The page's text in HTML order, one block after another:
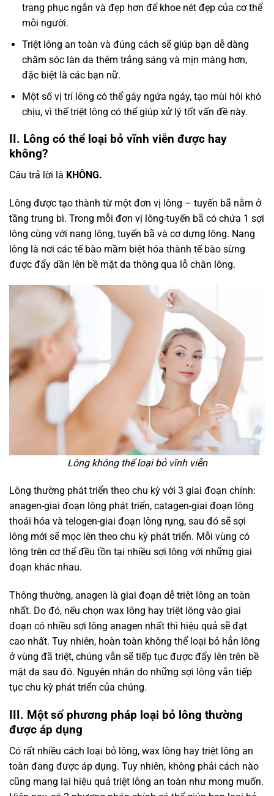
trang phục ngắn và đẹp hơn để khoe nét đẹp của cơ thể
mỗi người.
Triệt lông an toàn và đúng cách sẽ giúp bạn dễ dàng
chăm sóc làn da thêm trắng sáng và mịn màng hơn,
đặc biệt là các bạn nữ.
Một số vị trí lông có thể gây ngứa ngáy, tạo mùi hôi khó
chịu, vì thế triệt lông có thể giúp xử lý tốt vấn đề này.
II. Lông có thể loại bỏ vĩnh viễn được hay
không?
Câu trả lời là KHÔNG.
Lông được tạo thành từ một đơn vị lông – tuyến bã nằm ở
tầng trung bì. Trong mỗi đơn vị lông-tuyến bã có chứa 1 sợi
lông cùng với nang lông, tuyến bã và cơ dựng lông. Nang
lông là nơi các tế bào mầm biệt hóa thành tế bào sừng
được đẩy dần lên bề mặt da thông qua lỗ chân lông.
Lông không thể loại bỏ vĩnh viễn
Lông thường phát triển theo chu kỳ với 3 giai đoạn chính:
anagen-giai đoạn lông phát triển, catagen-giai đoạn lông
thoái hóa và telogen-giai đoạn lông rụng, sau đó sẽ sợi
lông mới sẽ mọc lên theo chu kỳ phát triển. Mỗi vùng có
lông trên cơ thể đều tồn tại nhiều sợi lông với những giai
đoạn khác nhau.
Thông thường, anagen là giai đoạn dễ triệt lông an toàn
nhất. Do đó, nếu chọn wax lông hay triệt lông vào giai
đoạn có nhiều sợi lông anagen nhất thì hiệu quả sẽ đạt
cao nhất. Tuy nhiên, hoàn toàn không thể loại bỏ hẳn lông
ở vùng đã triệt, chúng vẫn sẽ tiếp tục được đẩy lên trên bề
mặt da sau đó. Nguyên nhân do những sợi lông vẫn tiếp
tục chu kỳ phát triển của chúng.
III. Một số phương pháp loại bỏ lông thường
được áp dụng
Có rất nhiều cách loại bỏ lông, wax lông hay triệt lông an
toàn đang được áp dụng. Tuy nhiên, không phải cách nào
cũng mang lại hiệu quả triệt lông an toàn như mong muốn.